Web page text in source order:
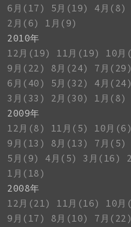
6月(17)
5月(19) 4月(8)
2月(6)
1月(9)
2010年
12月(19)
11月(19)
10月
9月(22)
8月(24)
7月(29)
6月(40)
5月(32)
4月(24)
3月(33)
2月(30)
1月(8)
2009年
12月(8)
11月(5)
10月(6)
9月(13)
8月(13) 7月(5)
5月(9)
4月(5) 3月(16)
1月(18)
2008年
12月(21)
11月(16)
10月
9月(17)
8月(10)
7月(22)